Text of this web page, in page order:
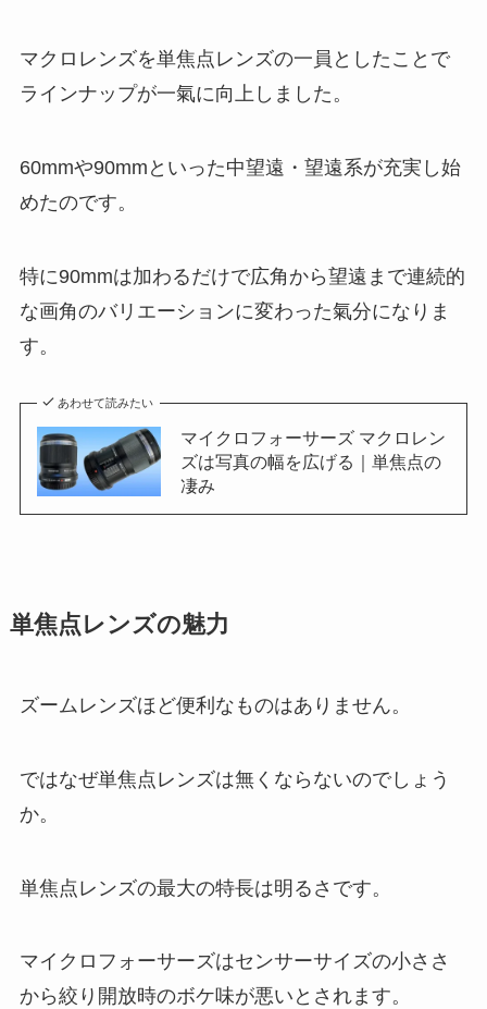
マクロレンズを単焦点レンズの一員としたことで
ラインナップが一氣に向上しました。
60mmや90mmといった中望遠・望遠系が充実し始
めたのです。
特に90mmは加わるだけで広角から望遠まで連続的
な画角のバリエーションに変わった氣分になりま
す。
あわせて読みたい
マイクロフォーサーズ マクロレン
ズは写真の幅を広げる｜単焦点の
凄み
単焦点レンズの魅力
ズームレンズほど便利なものはありません。
ではなぜ単焦点レンズは無くならないのでしょう
か。
単焦点レンズの最大の特長は明るさです。
マイクロフォーサーズはセンサーサイズの小ささ
から絞り開放時のボケ味が悪いとされます。